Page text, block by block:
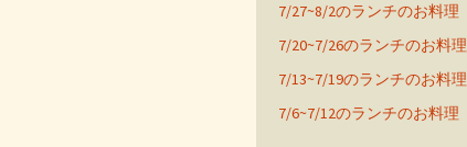
7/27~8/2のランチのお料理
7/20~7/26のランチのお料理
7/13~7/19のランチのお料理
7/6~7/12のランチのお料理